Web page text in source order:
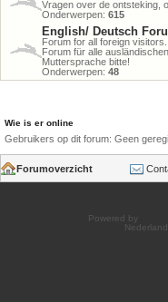
Vragen over de ontsteking,
Onderwerpen: 615
English/ Deutsch
Forum for all foreign
Forum für alle
Muttersprache bitte!
Onderwerpen: 48
Wie is er online
Gebruikers op dit forum: Geen
Forumoverzicht
Powered by